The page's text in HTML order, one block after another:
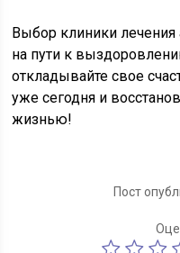
Выбор клиники
на пути к
откладывайте свое
уже сегодня и
жизнью!
Пост